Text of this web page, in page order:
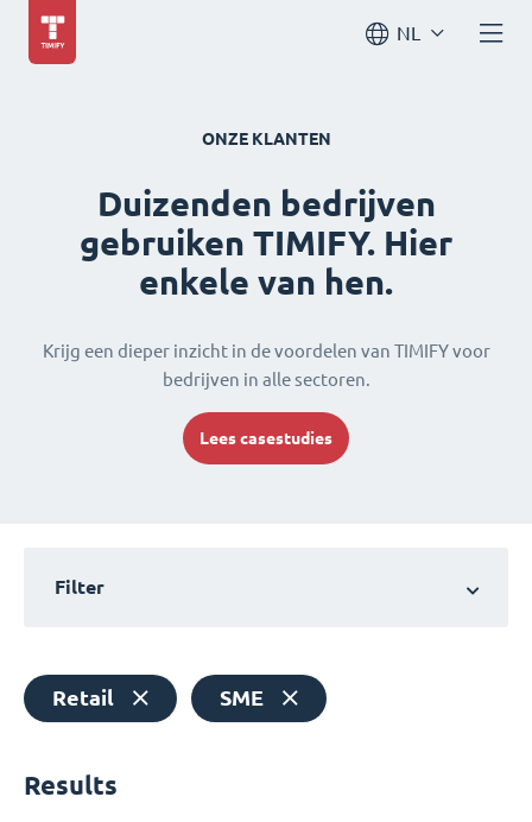
NL
ONZE KLANTEN
Duizenden bedrijven
gebruiken TIMIFY. Hier
enkele van hen.
Krijg een dieper inzicht in de voordelen van TIMIFY voor
bedrijven in alle sectoren.
Lees casestudies
Filter
Retail SME
Results